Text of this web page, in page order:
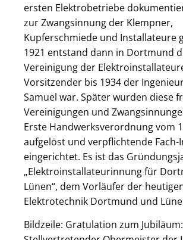
ersten Elektrobetriebe
zur Zwangsinnung der Klempner,
Kupferschmiede und Installateure
1921 entstand dann in Dortmund
Vereinigung der
Vorsitzender bis 1934 der
Samuel war. Später wurden diese
Vereinigungen und
Erste Handwerksverordnung vom
aufgelöst und verpflichtende Fach-
eingerichtet. Es ist das
„Elektroinstallateurinnung für
Lünen“, dem Vorläufer der
Elektrotechnik Dortmund und
Bildzeile: Gratulation zum